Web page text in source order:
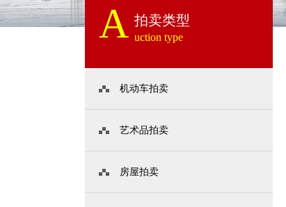
A 拍卖类型
uction type
机动车拍卖
艺术品拍卖
房屋拍卖